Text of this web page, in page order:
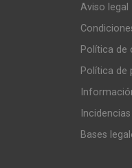
Aviso legal
Política de
Política de
Bases